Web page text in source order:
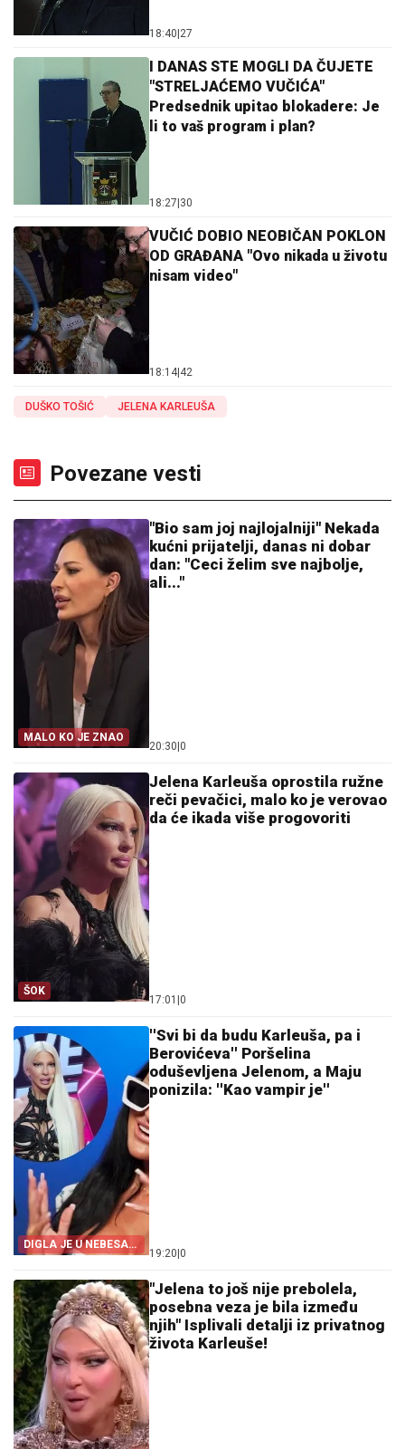
18:40|27
I DANAS STE MOGLI DA ČUJETE
"STRELJAĆEMO VUČIĆA"
Predsednik upitao blokadere: Je
li to vaš program i plan?
18:27|30
VUČIĆ DOBIO NEOBIČAN POKLON
OD GRAĐANA "Ovo nikada u životu
nisam video"
18:14|42
DUŠKO TOŠIĆ JELENA KARLEUŠA
Povezane vesti
MALO KO JE ZNAO
"Bio sam joj najlojalniji" Nekada
kućni prijatelji, danas ni dobar
dan: "Ceci želim sve najbolje,
ali..."
20:30|0
ŠOK
Jelena Karleuša oprostila ružne
reči pevačici, malo ko je verovao
da će ikada više progovoriti
17:01 |0
DIGLA JE U NEBESA
KOMPLIMENTIMA!
''Svi bi da budu Karleuša, pa i
Berovićeva'' Poršelina
oduševljena Jelenom, a Maju
ponizila: ''Kao vampir je''
19:20|0
"Jelena to još nije prebolela,
posebna veza je bila između
njih" Isplivali detalji iz privatnog
života Karleuše!